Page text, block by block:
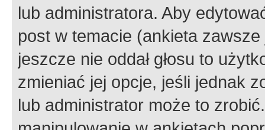
lub administratora. Aby
post w temacie (ankieta
jeszcze nie oddał głosu to
zmieniać jej opcje, jeśli jednak
lub administrator może to